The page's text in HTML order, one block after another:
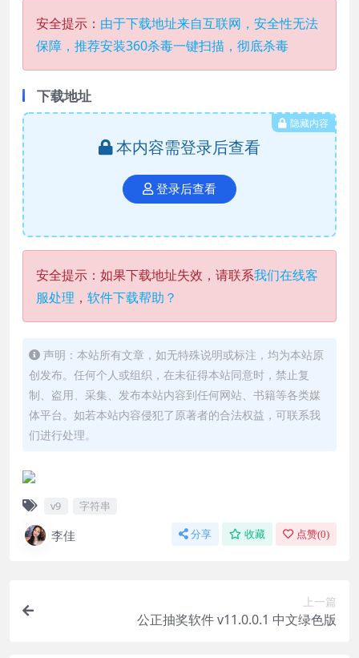
安全提示： 由于下载地址来自互联网，安全性无法
保障，推荐安装360杀毒一键扫描，彻底杀毒
下载地址
隐藏内容
本内容需登录后查看
登录后查看
安全提示：如果下载地址失效，请联系我们在线客
服处理 ， 软件下载帮助？
声明：本站所有文章，如无特殊说明或标注，均为本站原
创发布。任何个人或组织，在未征得本站同意时，禁止复
制、盗用、采集、发布本站内容到任何网站、书籍等各类媒
体平台。如若本站内容侵犯了原著者的合法权益，可联系我
们进行处理。
v9 字符串
李佳 分享 收藏 点赞(0)
上一篇
公正抽奖软件 v11.0.0.1 中文绿色版